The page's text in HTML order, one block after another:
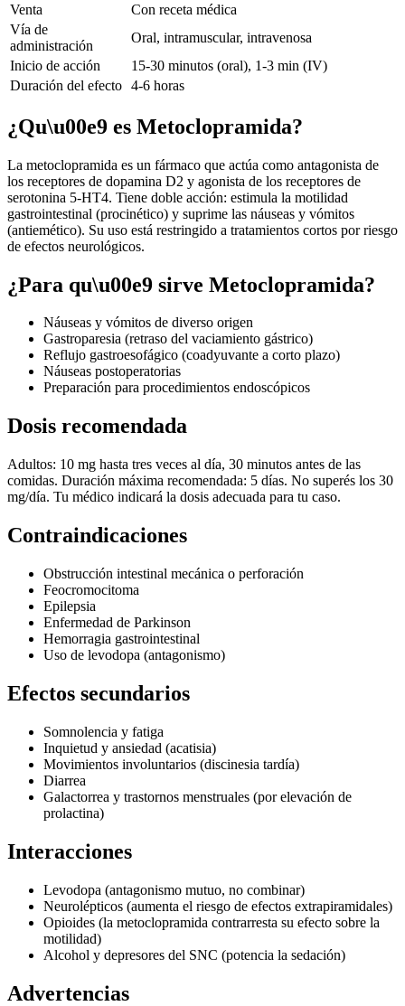
Venta
Con receta médica
Vía de
administración
Oral, intramuscular, intravenosa
Inicio de acción
15-30 minutos (oral), 1-3 min (IV)
Duración del efecto 4-6 horas
¿Qu\u00e9 es Metoclopramida?
La metoclopramida es un fármaco que actúa como antagonista de
los receptores de dopamina D2 y agonista de los receptores de
serotonina 5-HT4. Tiene doble acción: estimula la motilidad
gastrointestinal (procinético) y suprime las náuseas y vómitos
(antiemético). Su uso está restringido a tratamientos cortos por riesgo
de efectos neurológicos.
¿Para qu\u00e9 sirve Metoclopramida?
Náuseas y vómitos de diverso origen
Gastroparesia (retraso del vaciamiento gástrico)
Reflujo gastroesofágico (coadyuvante a corto plazo)
Náuseas postoperatorias
Preparación para procedimientos endoscópicos
Dosis recomendada
Adultos: 10 mg hasta tres veces al día, 30 minutos antes de las
comidas. Duración máxima recomendada: 5 días. No superés los 30
mg/día. Tu médico indicará la dosis adecuada para tu caso.
Contraindicaciones
Obstrucción intestinal mecánica o perforación
Feocromocitoma
Epilepsia
Enfermedad de Parkinson
Hemorragia gastrointestinal
Uso de levodopa (antagonismo)
Efectos secundarios
Somnolencia y fatiga
Inquietud y ansiedad (acatisia)
Movimientos involuntarios (discinesia tardía)
Diarrea
Galactorrea y trastornos menstruales (por elevación de
prolactina)
Interacciones
Levodopa (antagonismo mutuo, no combinar)
Neurolépticos (aumenta el riesgo de efectos extrapiramidales)
Opioides (la metoclopramida contrarresta su efecto sobre la
motilidad)
Alcohol y depresores del SNC (potencia la sedación)
Advertencias